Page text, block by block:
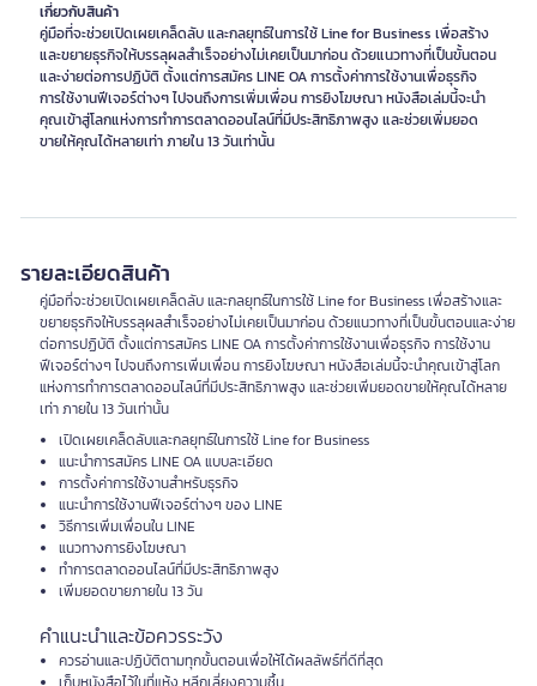
เกี่ยวกับสินค้า
คู่มือที่จะช่วยเปิดเผยเคล็ดลับ และกลยุทธ์ในการใช้ Line for Business เพื่อสร้าง
และขยายธุรกิจให้บรรลุผลสำเร็จอย่างไม่เคยเป็นมาก่อน ด้วยแนวทางที่เป็นขั้นตอน
และง่ายต่อการปฏิบัติ ตั้งแต่การสมัคร LINE OA การตั้งค่าการใช้งานเพื่อธุรกิจ
การใช้งานฟีเจอร์ต่างๆ ไปจนถึงการเพิ่มเพื่อน การยิงโฆษณา หนังสือเล่มนี้จะนำ
คุณเข้าสู่โลกแห่งการทำการตลาดออนไลน์ที่มีประสิทธิภาพสูง และช่วยเพิ่มยอด
ขายให้คุณได้หลายเท่า ภายใน 13 วันเท่านั้น
รายละเอียดสินค้า
คู่มือที่จะช่วยเปิดเผยเคล็ดลับ และกลยุทธ์ในการใช้ Line for Business เพื่อสร้างและ
ขยายธุรกิจให้บรรลุผลสำเร็จอย่างไม่เคยเป็นมาก่อน ด้วยแนวทางที่เป็นขั้นตอนและง่าย
ต่อการปฏิบัติ ตั้งแต่การสมัคร LINE OA การตั้งค่าการใช้งานเพื่อธุรกิจ การใช้งาน
ฟีเจอร์ต่างๆ ไปจนถึงการเพิ่มเพื่อน การยิงโฆษณา หนังสือเล่มนี้จะนำคุณเข้าสู่โลก
แห่งการทำการตลาดออนไลน์ที่มีประสิทธิภาพสูง และช่วยเพิ่มยอดขายให้คุณได้หลาย
เท่า ภายใน 13 วันเท่านั้น
เปิดเผยเคล็ดลับและกลยุทธ์ในการใช้ Line for Business
แนะนำการสมัคร LINE OA แบบละเอียด
การตั้งค่าการใช้งานสำหรับธุรกิจ
แนะนำการใช้งานฟีเจอร์ต่างๆ ของ LINE
วิธีการเพิ่มเพื่อนใน LINE
แนวทางการยิงโฆษณา
ทำการตลาดออนไลน์ที่มีประสิทธิภาพสูง
เพิ่มยอดขายภายใน 13 วัน
คำแนะนำและข้อควรระวัง
ควรอ่านและปฏิบัติตามทุกขั้นตอนเพื่อให้ได้ผลลัพธ์ที่ดีที่สุด